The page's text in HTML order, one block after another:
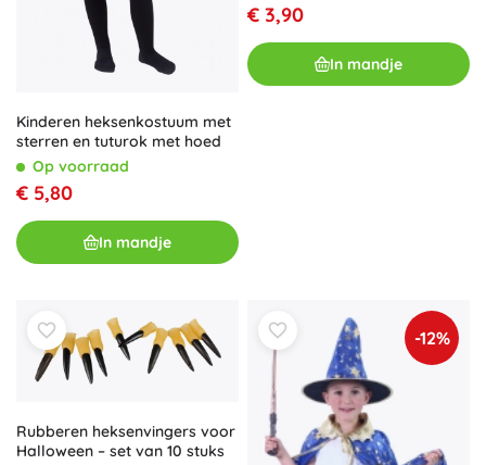
Kinderen heksenkostuum met
sterren en tuturok met hoed
Op voorraad
€ 5,80
In mandje
€ 3,90
In mandje
Rubberen heksenvingers voor
Halloween – set van 10 stuks
-12%